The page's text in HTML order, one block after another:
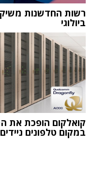
ביולוגי
במקום טלפונים ניידים